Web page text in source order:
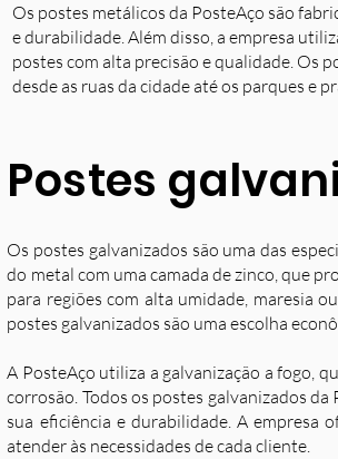
Os postes metálicos da PosteAço são
e durabilidade. Além disso, a empresa
postes com alta precisão e qualidade. Os
desde as ruas da cidade até os parques e
Postes
Os postes galvanizados são uma das
do metal com uma camada de zinco, que
para regiões com alta umidade, maresia
postes galvanizados são uma escolha
A PosteAço utiliza a galvanização a fogo,
corrosão. Todos os postes galvanizados
sua eficiência e durabilidade. A empresa
atender às necessidades de cada cliente.